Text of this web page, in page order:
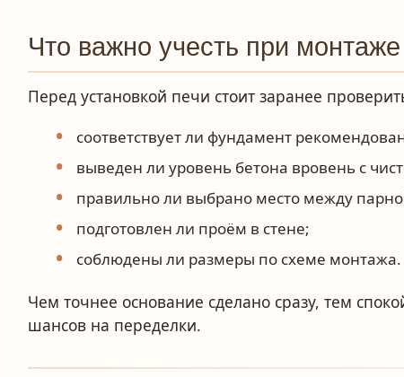
Что важно учесть при монтаже
Перед установкой печи стоит заранее
соответствует ли фундамент
выведен ли уровень бетона вровень с
правильно ли выбрано место между
подготовлен ли проём в стене;
соблюдены ли размеры по схеме монтажа.
Чем точнее основание сделано сразу, тем
шансов на переделки.